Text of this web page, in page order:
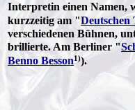
Interpretin einen Namen,
kurzzeitig am "Deutschen
verschiedenen Bühnen,
brillierte. Am Berliner "
Benno Besson1)).